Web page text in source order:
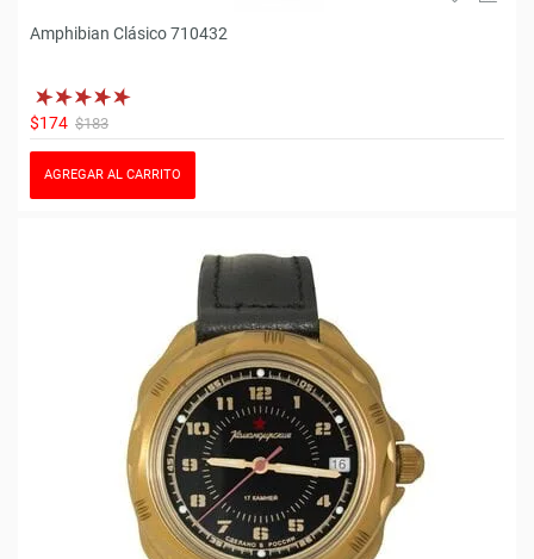
Amphibian Clásico 710432
$174 $183
AGREGAR AL CARRITO